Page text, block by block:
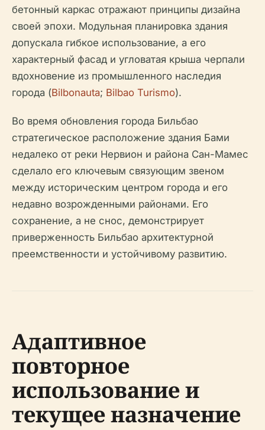
бетонный каркас отражают принципы дизайна
своей эпохи. Модульная планировка здания
допускала гибкое использование, а его
характерный фасад и угловатая крыша черпали
вдохновение из промышленного наследия
города (Bilbonauta; Bilbao Turismo).
Во время обновления города Бильбао
стратегическое расположение здания Бами
недалеко от реки Нервион и района Сан-Мамес
сделало его ключевым связующим звеном
между историческим центром города и его
недавно возрожденными районами. Его
сохранение, а не снос, демонстрирует
приверженность Бильбао архитектурной
преемственности и устойчивому развитию.
Адаптивное
повторное
использование и
текущее назначение